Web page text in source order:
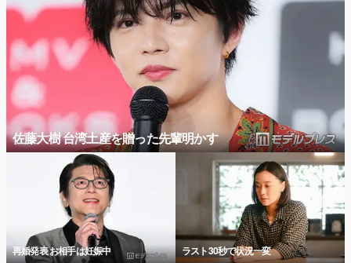
佐藤大樹 台湾土産を贈った先輩明かす
再婚発表 お相手は妊娠中 ラスト30秒で状況一変